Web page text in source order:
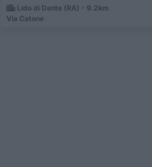
Lido di Dante (RA) - 9.2km
Via Catone